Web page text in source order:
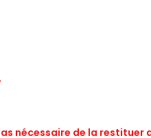
nécessaire de la restituer